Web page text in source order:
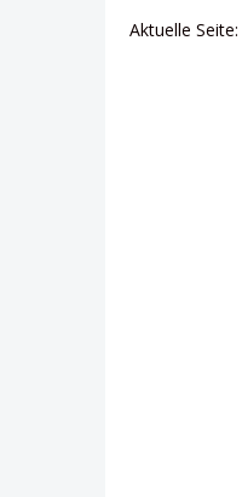
Aktuelle Seite: